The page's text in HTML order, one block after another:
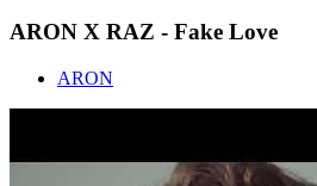
ARON X RAZ - Fake Love
ARON